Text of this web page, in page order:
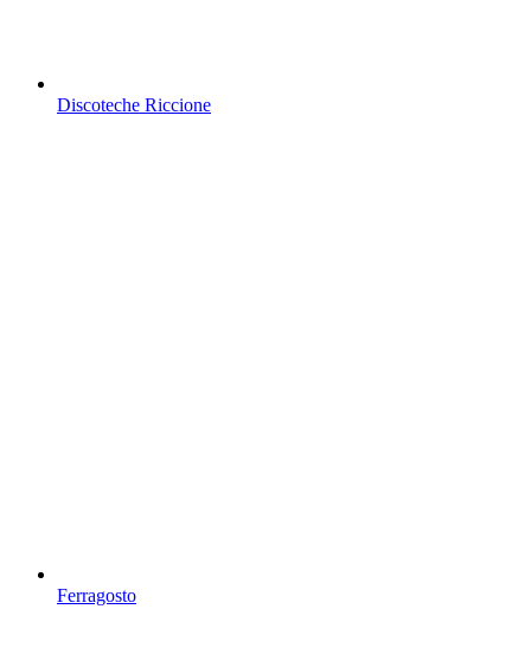
Discoteche Riccione
Ferragosto